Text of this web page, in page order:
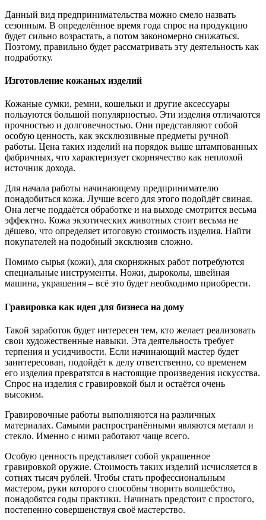
Данный вид предпринимательства можно смело назвать
сезонным. В определённое время года спрос на продукцию
будет сильно возрастать, а потом закономерно снижаться.
Поэтому, правильно будет рассматривать эту деятельность как
подработку.
Изготовление кожаных изделий
Кожаные сумки, ремни, кошельки и другие аксессуары
пользуются большой популярностью. Эти изделия отличаются
прочностью и долговечностью. Они представляют собой
особую ценность, как эксклюзивные предметы ручной
работы. Цена таких изделий на порядок выше штампованных
фабричных, что характеризует скорнячество как неплохой
источник дохода.
Для начала работы начинающему предпринимателю
понадобиться кожа. Лучше всего для этого подойдёт свиная.
Она легче поддаётся обработке и на выходе смотрится весьма
эффектно. Кожа экзотических животных стоит весьма не
дёшево, что определяет итоговую стоимость изделия. Найти
покупателей на подобный эксклюзив сложно.
Помимо сырья (кожи), для скорняжных работ потребуются
специальные инструменты. Ножи, дыроколы, швейная
машина, украшения – всё это будет необходимо приобрести.
Гравировка как идея для бизнеса на дому
Такой заработок будет интересен тем, кто желает реализовать
свои художественные навыки. Эта деятельность требует
терпения и усидчивости. Если начинающий мастер будет
заинтересован, подойдёт к делу ответственно, со временем
его изделия превратятся в настоящие произведения искусства.
Спрос на изделия с гравировкой был и остаётся очень
высоким.
Гравировочные работы выполняются на различных
материалах. Самыми распространёнными являются металл и
стекло. Именно с ними работают чаще всего.
Особую ценность представляет собой украшенное
гравировкой оружие. Стоимость таких изделий исчисляется в
сотнях тысяч рублей. Чтобы стать профессиональным
мастером, руки которого способны творить волшебство,
понадобятся годы практики. Начинать предстоит с простого,
постепенно совершенствуя своё мастерство.